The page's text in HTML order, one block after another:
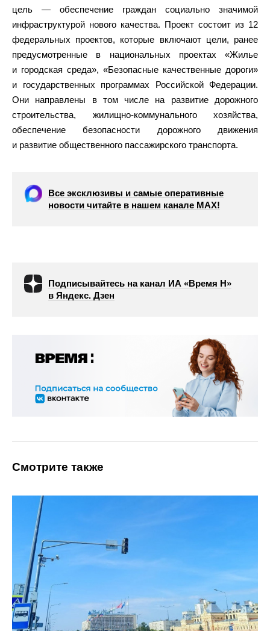
цель — обеспечение граждан социально значимой
инфраструктурой нового качества. Проект состоит из 12
федеральных проектов, которые включают цели, ранее
предусмотренные в национальных проектах «Жилье
и городская среда», «Безопасные качественные дороги»
и государственных программах Российской Федерации.
Они направлены в том числе на развитие дорожного
строительства, жилищно-коммунального хозяйства,
обеспечение безопасности дорожного движения
и развитие общественного пассажирского транспорта.
Все эксклюзивы и самые оперативные
новости читайте в нашем канале МАХ!
Подписывайтесь на канал ИА «Время Н»
в Яндекс. Дзен
Смотрите также